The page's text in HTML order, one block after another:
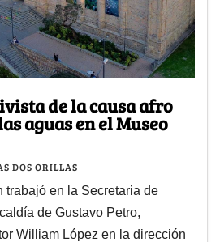
de la causa afro
aguas en el Museo
DOS ORILLAS
trabajó en la Secretaria de
de Gustavo Petro,
William López en la dirección